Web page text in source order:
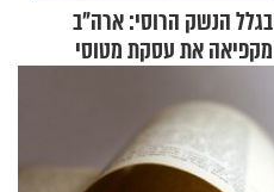
בגלל הנשק הרוסי: ארה"ב
מקפיאה את עסקת מטוסי